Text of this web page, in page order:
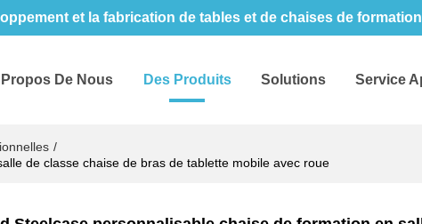
et la fabrication de tables et de chaises de
De Nous Des Produits Solutions Service
/
de classe chaise de bras de tablette mobile avec roue